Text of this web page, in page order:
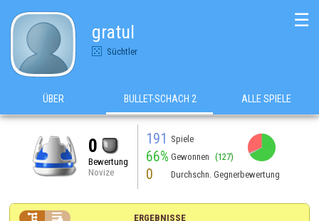
gratul
Süchtler
☰
ÜBER BULLET-SCHACH 2 ALLE SPIELE
0
Bewertung
Novize
191 Spiele
66% Gewonnen (127)
0 Durchschn. Gegnerbewertung
ERGEBNISSE
 